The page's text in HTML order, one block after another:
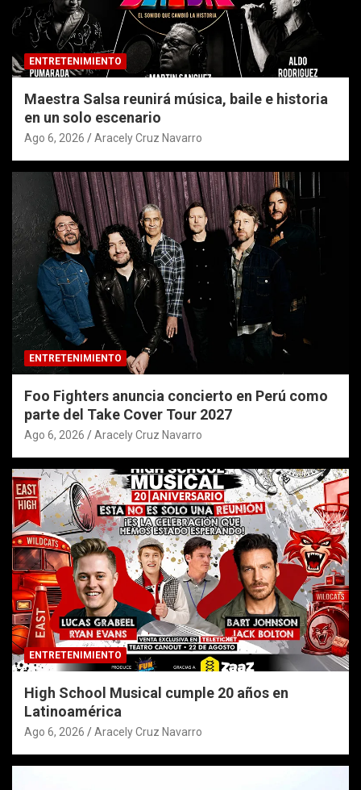
ENTRETENIMIENTO
Maestra Salsa reunirá música, baile e historia
en un solo escenario
Ago 6, 2026 Aracely Cruz Navarro
ENTRETENIMIENTO
Foo Fighters anuncia concierto en Perú como
parte del Take Cover Tour 2027
Ago 6, 2026 Aracely Cruz Navarro
ENTRETENIMIENTO
High School Musical cumple 20 años en
Latinoamérica
Ago 6, 2026 Aracely Cruz Navarro